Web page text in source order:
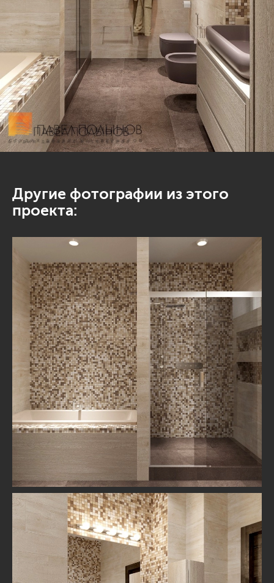
Другие фотографии из этого
проекта: